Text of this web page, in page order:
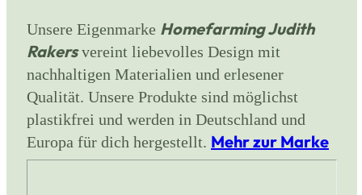
Unsere Eigenmarke Homefarming Judith
Rakersvereint liebevolles Design mit
nachhaltigen Materialien und erlesener
Qualität. Unsere Produkte sind möglichst
plastikfrei und werden in Deutschland und
Europa für dich hergestellt. Mehr zur Marke